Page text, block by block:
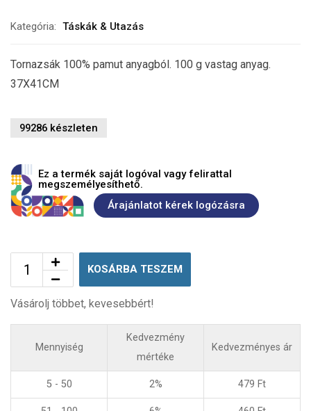
Kategória: Táskák & Utazás
Tornazsák 100% pamut anyagból. 100 g vastag anyag.
37X41CM
99286 készleten
Ez a termék saját logóval vagy felirattal
megszemélyesíthető.
Árajánlatot kérek logózásra
KOSÁRBA TESZEM
Vásárolj többet, kevesebbért!
Mennyiség
Kedvezmény
mértéke
Kedvezményes ár
5 - 50 2% 479 Ft